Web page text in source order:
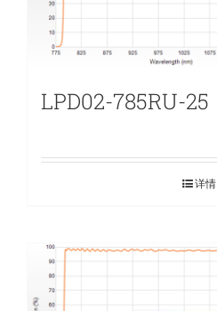
LPD02-785RU-25
详情